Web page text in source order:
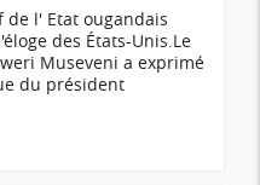
de l' Etat ougandais
des États-Unis.Le
Museveni a exprimé
du président